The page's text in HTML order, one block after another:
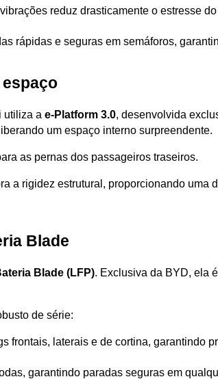
reduz drasticamente o estresse
rápidas e seguras em semáforos,
utiliza a e-Platform 3.0, desenvolvida
um espaço interno surpreendente.
as pernas dos passageiros traseiros.
a rigidez estrutural, proporcionando
Blade
Blade (LFP). Exclusiva da BYD, ela
de série:
frontais, laterais e de cortina, garantindo
garantindo paradas seguras em